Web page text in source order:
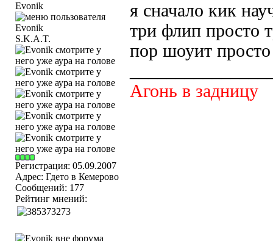
Evonik
S.K.A.T.
Регистрация: 05.09.2007
Адрес: Гдето в Кемерово
Сообщений: 177
Рейтинг мнений:
я сначало кик
три флип просто
пор шоуит
Агонь в задницу